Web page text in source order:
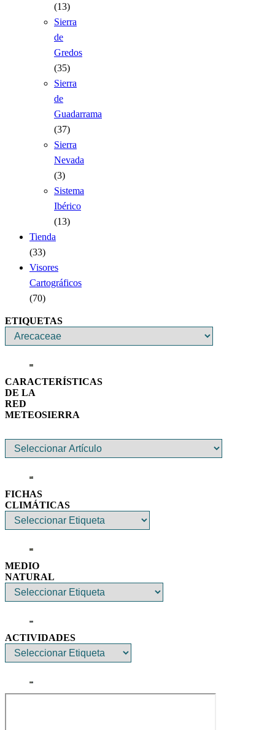
(13)
Sierra
de
Gredos
(35)
Sierra
de
Guadarrama
(37)
Sierra
Nevada
(3)
Sistema
Ibérico
(13)
Tienda
(33)
Visores
Cartográficos
(70)
ETIQUETAS
CARACTERÍSTICAS
DE LA
RED
METEOSIERRA
FICHAS
CLIMÁTICAS
MEDIO
NATURAL
ACTIVIDADES